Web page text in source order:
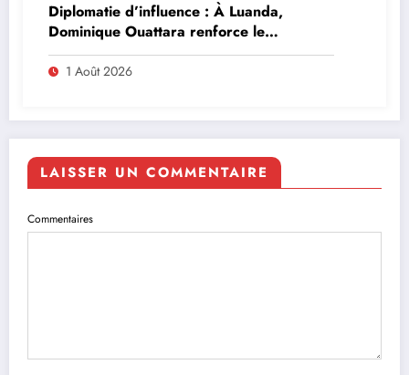
Diplomatie d’influence : À Luanda,
Dominique Ouattara renforce le
leadership solidaire de la Côte d’Ivoire en
Afrique
1 Août 2026
LAISSER UN COMMENTAIRE
Commentaires